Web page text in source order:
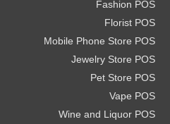
Fashion POS
Florist POS
Mobile Phone Store POS
Jewelry Store POS
Pet Store POS
Vape POS
Wine and Liquor POS